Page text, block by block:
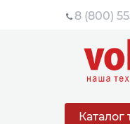
8 (800)
Каталог